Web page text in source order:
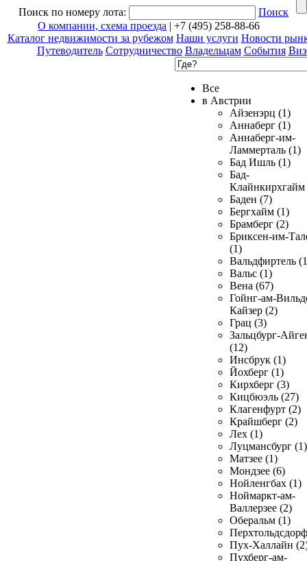
Поиск по номеру лота:
Поиск
О компании, схема проезда | +7 (495) 258-88-66
Каталог недвижимости за рубежом Наши услуги Новости
Путеводитель Сотрудничество Владельцам События
Все
в Австрии
Айзенэрц (1)
Аннаберг (1)
Аннаберг-им-
Ламмерталь (1)
Бад Ишль (1)
Бад-
Клайнкирхгайм
Баден (7)
Бергхайм (1)
Брамберг (2)
Бриксен-им-
(1)
Вальдфиртель
Вальс (1)
Вена (67)
Гойнг-ам-
Кайзер (2)
Грац (3)
Зальцбург-
(12)
Инсбрук (1)
Йохберг (1)
Кирхберг (3)
Кицбюэль (27)
Клагенфурт (2)
Крайшберг (2)
Лех (1)
Луцмансбург (1)
Матзее (1)
Мондзее (6)
Нойленгбах (1)
Ноймаркт-ам-
Валлерзее (2)
Оберальм (1)
Пух-Халлайн
Пухберг-ам-